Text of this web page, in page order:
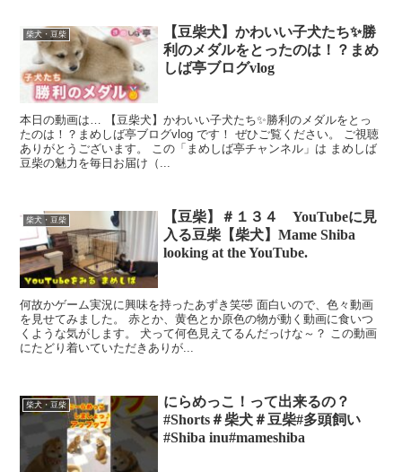
柴犬・豆柴
【豆柴犬】かわいい子犬たち✨勝
利のメダルをとったのは！？まめ
しば亭ブログvlog
本日の動画は… 【豆柴犬】かわいい子犬たち✨勝利のメダルをとっ
たのは！？まめしば亭ブログvlog です！ ぜひご覧ください。 ご視聴
ありがとうございます。 この「まめしば亭チャンネル」は まめしば
豆柴の魅力を毎日お届け（...
柴犬・豆柴
【豆柴】＃１３４ YouTubeに見
入る豆柴【柴犬】Mame Shiba
looking at the YouTube.
何故かゲーム実況に興味を持ったあずき笑🤣 面白いので、色々動画
を見せてみました。 赤とか、黄色とか原色の物が動く動画に食いつ
くような気がします。 犬って何色見えてるんだっけな～？ この動画
にたどり着いていただきありが...
柴犬・豆柴
にらめっこ！って出来るの？
#Shorts＃柴犬＃豆柴#多頭飼い
#Shiba inu#mameshiba